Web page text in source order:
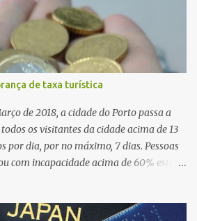
de taxa turística
de 2018, a cidade do Porto passa a
os visitantes da cidade acima de 13
por dia, por no máximo, 7 dias. Pessoas
com incapacidade acima de 60% estão
em turismo. Reserve mais uns